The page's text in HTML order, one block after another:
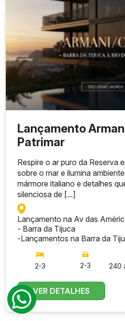
Lançamento
Patrimar
Respire o ar puro da Reserva
sobre o mar e ilumina
mármore italiano e detalhes
silenciosa de [...]
Lançamento na Av das
- Barra da Tijuca
-Lançamentos na Barra da
2-3 2-3 240
VER DETALHES